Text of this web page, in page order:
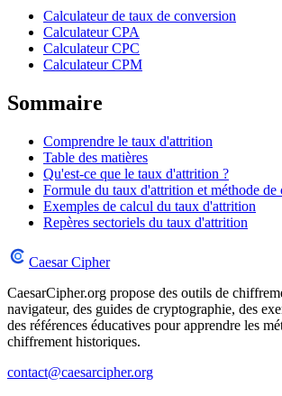
Calculateur de taux de conversion
Calculateur CPA
Calculateur CPC
Calculateur CPM
Sommaire
Comprendre le taux d'attrition
Table des matières
Qu'est-ce que le taux d'attrition ?
Formule du taux d'attrition et méthode de
Exemples de calcul du taux d'attrition
Repères sectoriels du taux d'attrition
Caesar Cipher
CaesarCipher.org propose des outils de
navigateur, des guides de cryptographie, des
des références éducatives pour apprendre les
chiffrement historiques.
contact@caesarcipher.org